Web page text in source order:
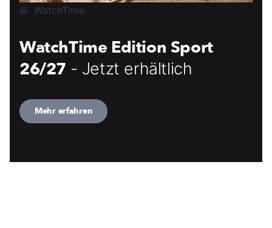
© WatchTime
WatchTime Edition Sport
26/27 - Jetzt erhältlich
Mehr erfahren